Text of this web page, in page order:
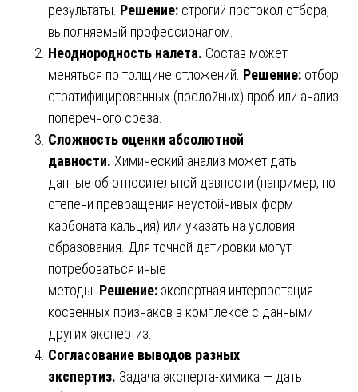
результаты. Решение: строгий протокол отбора,
выполняемый профессионалом.
Неоднородность налета. Состав может
меняться по толщине отложений. Решение: отбор
стратифицированных (послойных) проб или анализ
поперечного среза.
Сложность оценки абсолютной
давности. Химический анализ может дать
данные об относительной давности (например, по
степени превращения неустойчивых форм
карбоната кальция) или указать на условия
образования. Для точной датировки могут
потребоваться иные
методы. Решение: экспертная интерпретация
косвенных признаков в комплексе с данными
других экспертиз.
Согласование выводов разных
экспертиз. Задача эксперта-химика — дать